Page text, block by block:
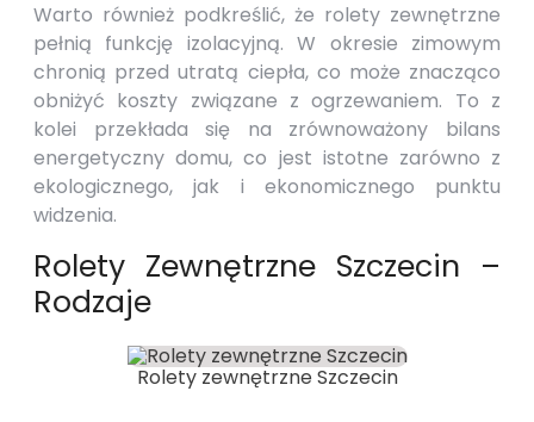
Warto również podkreślić, że rolety zewnętrzne
pełnią funkcję izolacyjną. W okresie zimowym
chronią przed utratą ciepła, co może znacząco
obniżyć koszty związane z ogrzewaniem. To z
kolei przekłada się na zrównoważony bilans
energetyczny domu, co jest istotne zarówno z
ekologicznego, jak i ekonomicznego punktu
widzenia.
Rolety Zewnętrzne Szczecin –
Rodzaje
Rolety zewnętrzne Szczecin